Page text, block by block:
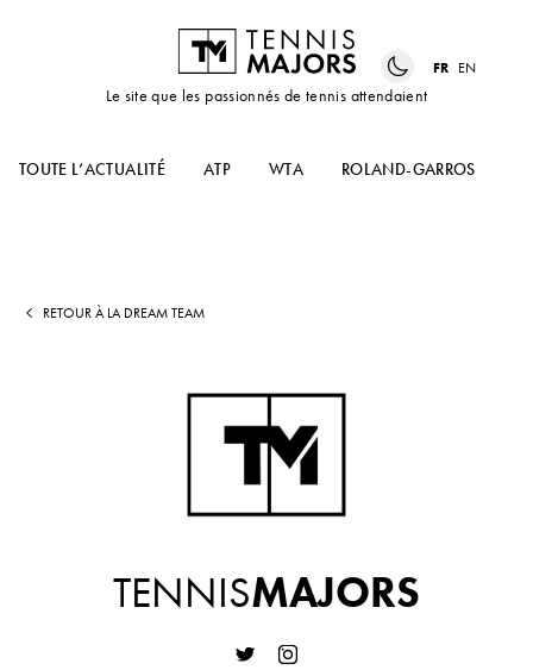
Le site que les passionnés de tennis attendaient
FR EN
TOUTE L’ACTUALITÉ ATP WTA ROLAND-GARROS
RETOUR À LA DREAM TEAM
TENNISMAJORS